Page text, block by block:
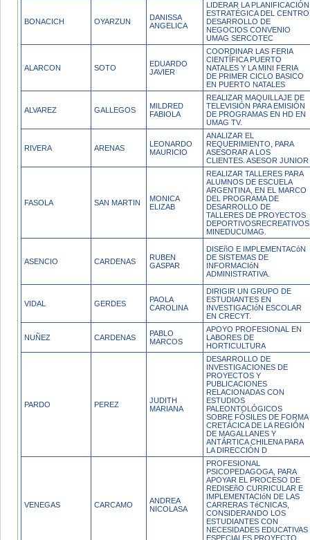
BONACICH OYARZUN
DANISSA
ANGELICA
LIDERAR LA PLANIFICACIÓN
ESTRATÉGICA DEL CENTRO
DESARROLLO DE
NEGOCIOS CONVENIO
UMAG SERCOTEC
ALARCON SOTO
EDUARDO
JAVIER
COORDINAR LAS FERIA
CIENTÍFICA PUERTO
NATALES Y LA MINI FERIA
DE PRIMER CICLO BASICO
EN PUERTO NATALES
ALVAREZ GALLEGOS
MILDRED
FABIOLA
REALIZAR MAQUILLAJE DE
TELEVISIÓN PARA EMISIÓN
DE PROGRAMAS EN HD EN
UMAG TV.
RIVERA ARENAS
LEONARDO
MAURICIO
ANALIZAR EL
REQUERIMIENTO, PARA
ASESORAR A LOS
CLIENTES. ASESOR JUNIOR
FASOLA SAN MARTIN
MONICA
ELIZAB
REALIZAR TALLERES PARA
ALUMNOS DE ESCUELA
ARGENTINA, EN EL MARCO
DEL PROGRAMA DE
DESARROLLO DE
TALLERES DE PROYECTOS
DEPORTIVOSRECREATIVOS
MINEDUCUMAG.
ASENCIO CARDENAS
RUBEN
GASPAR
DISEñO E IMPLEMENTACóN
DE SISTEMAS DE
INFORMACIóN
ADMINISTRATIVA.
VIDAL GERDES
PAOLA
CAROLINA
DIRIGIR UN GRUPO DE
ESTUDIANTES EN
INVESTIGACIóN ESCOLAR
EN CRECYT.
NUÑEZ CARDENAS
PABLO
MARCOS
APOYO PROFESIONAL EN
LABORES DE
HORTICULTURA
PARDO PEREZ
JUDITH
MARIANA
DESARROLLO DE
INVESTIGACIONES DE
PROYECTOS Y
PUBLICACIONES
RELACIONADAS CON
ESTUDIOS
PALEONTOLÓGICOS
SOBRE FÓSILES DE FORMA
CRETÁCICA DE LA REGIÓN
DE MAGALLANES Y
ANTÁRTICA CHILENA PARA
LA DIRECCIÓN D
VENEGAS CARCAMO
ANDREA
NICOLASA
PROFESIONAL
PSICOPEDAGOGA, PARA
APOYAR EL PROCESO DE
REDISEñO CURRICULAR E
IMPLEMENTACIóN DE LAS
CARRERAS TéCNICAS,
CONSIDERANDO LOS
ESTUDIANTES CON
NECESIDADES EDUCATIVAS
ESPECIALES.PROYECTO